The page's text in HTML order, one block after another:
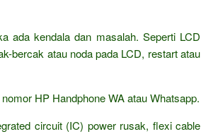
ada kendala dan masalah. Seperti LCD
bercak atau noda pada LCD, restart atau
HP Handphone WA atau Whatsapp.
circuit (IC) power rusak, flexi cable